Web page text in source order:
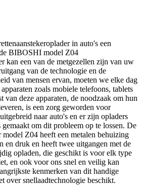
in auto's een
BIBOSHI model Z04
kan een van de metgezellen zijn van uw
van de technologie en de
van mensen ervan, moeten we elke dag
zoals mobiele telefoons, tablets
van deze apparaten, de noodzaak om hun
is een zorg geworden voor
naar auto's en er zijn opladers
gemaakt om dit probleem op te lossen. De
Z04 heeft een metalen behuizing
en druk en heeft twee uitgangen met de
opladen, die geschikt is voor elk type
en ook voor ons snel en veilig kan
kenmerken van dit handige
over snellaadtechnologie beschikt.